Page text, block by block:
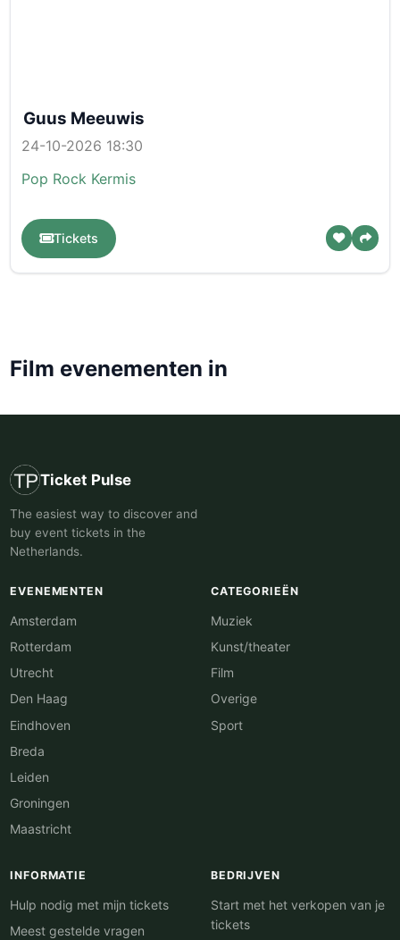
Guus Meeuwis
24-10-2026 18:30
Pop Rock Kermis
Tickets
Film evenementen in
Ticket Pulse
The easiest way to discover and
buy event tickets in the
Netherlands.
EVENEMENTEN
Amsterdam
Rotterdam
Utrecht
Den Haag
Eindhoven
Breda
Leiden
Groningen
Maastricht
CATEGORIEËN
Muziek
Kunst/theater
Film
Overige
Sport
INFORMATIE
Hulp nodig met mijn tickets
Meest gestelde vragen
BEDRIJVEN
Start met het verkopen van je
tickets